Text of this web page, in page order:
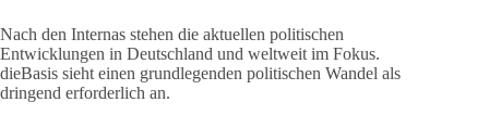
Nach den Internas stehen die aktuellen politischen
Entwicklungen in Deutschland und weltweit im Fokus.
dieBasis sieht einen grundlegenden politischen Wandel als
dringend erforderlich an.